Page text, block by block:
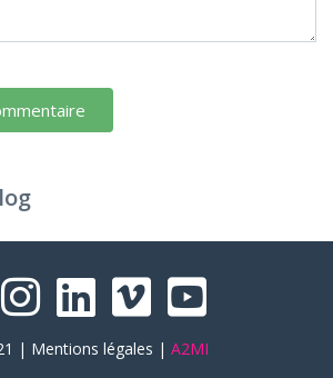
| Mentions légales | A2MI